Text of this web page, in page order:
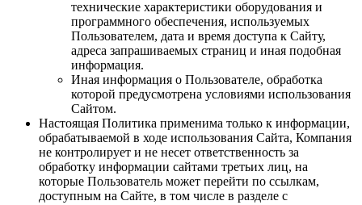
технические характеристики оборудования и
программного обеспечения, используемых
Пользователем, дата и время доступа к Сайту,
адреса запрашиваемых страниц и иная подобная
информация.
Иная информация о Пользователе, обработка
которой предусмотрена условиями использования
Сайтом.
Настоящая Политика применима только к информации,
обрабатываемой в ходе использования Сайта, Компания
не контролирует и не несет ответственность за
обработку информации сайтами третьих лиц, на
которые Пользователь может перейти по ссылкам,
доступным на Сайте, в том числе в разделе с